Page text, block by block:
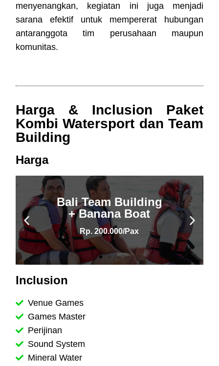
menyenangkan, kegiatan ini juga menjadi
sarana efektif untuk mempererat hubungan
antaranggota tim perusahaan maupun
komunitas.
Harga & Inclusion Paket
Kombi Watersport dan Team
Building
Harga
Inclusion
Venue Games
Games Master
Perijinan
Sound System
Mineral Water